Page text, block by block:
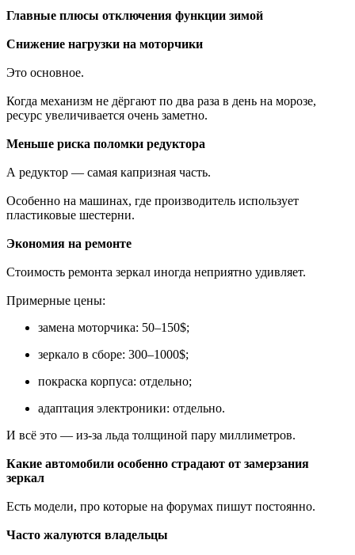
Главные плюсы отключения функции зимой
Снижение нагрузки на моторчики
Это основное.
Когда механизм не дёргают по два раза в день на морозе,
ресурс увеличивается очень заметно.
Меньше риска поломки редуктора
А редуктор — самая капризная часть.
Особенно на машинах, где производитель использует
пластиковые шестерни.
Экономия на ремонте
Стоимость ремонта зеркал иногда неприятно удивляет.
Примерные цены:
замена моторчика: 50–150$;
зеркало в сборе: 300–1000$;
покраска корпуса: отдельно;
адаптация электроники: отдельно.
И всё это — из-за льда толщиной пару миллиметров.
Какие автомобили особенно страдают от замерзания
зеркал
Есть модели, про которые на форумах пишут постоянно.
Часто жалуются владельцы